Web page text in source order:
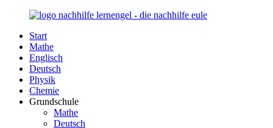
Zurück
Inhalt
Nachhilfe-
Lernengel.de
Unsere
Nachhilfe-
Eule
berät
zum
Start
Mathe
Englisch
Deutsch
Physik
Chemie
Grundschule
Mathe
Deutsch